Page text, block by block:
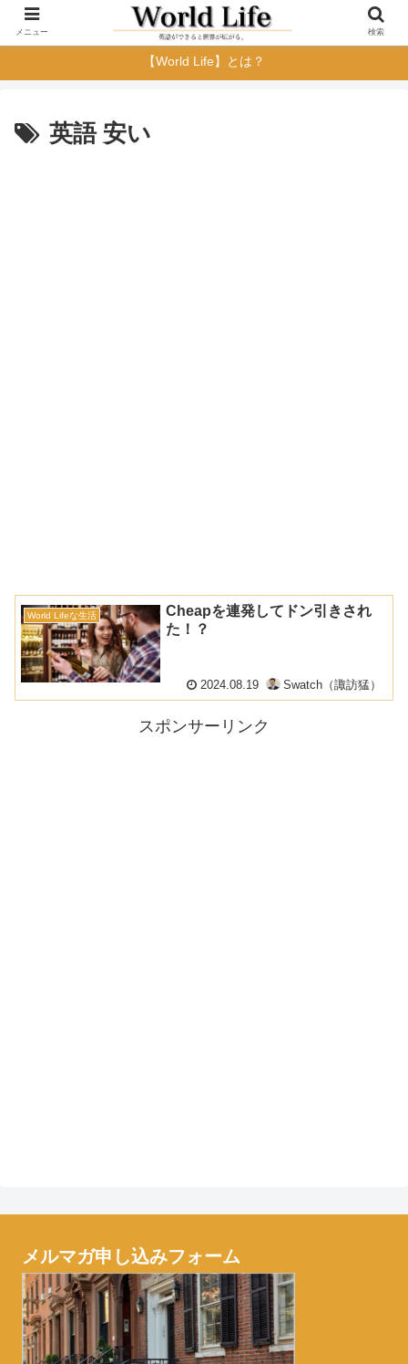
【World Life】とは？
英語 安い
World Lifeな生活
Cheapを連発してドン引きされ
た！？
2024.08.19 Swatch（諏訪猛）
スポンサーリンク
メルマガ申し込みフォーム
メニュー 検索